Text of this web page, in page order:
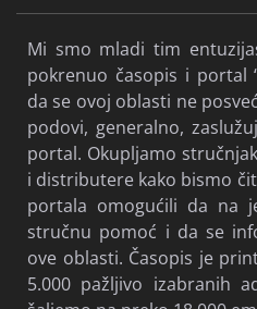
Mi smo mladi tim
pokrenuo časopis i portal
da se ovoj oblasti ne
podovi, generalno,
portal. Okupljamo
i distributere kako bismo
portala omogućili da na
stručnu pomoć i da se
ove oblasti. Časopis je
5.000 pažljivo izabranih